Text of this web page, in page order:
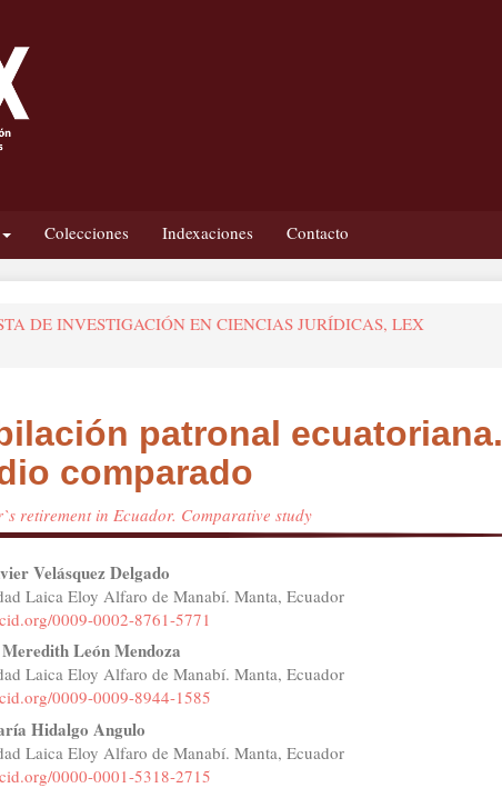
Colecciones Indexaciones Contacto
DE INVESTIGACIÓN EN CIENCIAS JURÍDICAS, LEX
patronal ecuatoriana.
comparado
retirement in Ecuador. Comparative study
Velásquez Delgado
Laica Eloy Alfaro de Manabí. Manta, Ecuador
0009-0002-8761-5771
León Mendoza
Laica Eloy Alfaro de Manabí. Manta, Ecuador
0009-0009-8944-1585
Hidalgo Angulo
Laica Eloy Alfaro de Manabí. Manta, Ecuador
0000-0001-5318-2715